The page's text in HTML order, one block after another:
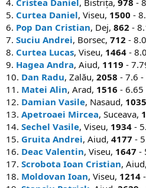
5. Curtea Daniel, Viseu, 1500 -
6. Pop Dan Cristian, Dej, 862 -
7. Suciu Andrei, Borsec, 712 -
8. Curtea Lucas, Viseu, 1464 -
9. Hagea Andra, Aiud, 1119 -
10. Dan Radu, Zalău, 2058 - 7.6 -
11. Matei Alin, Arad, 1516 - 6.65
12. Damian Vasile, Nasaud, 1035
13. Apetroaei Mircea, Suceava,
14. Sechel Vasile, Viseu, 1934 -
15. Gruita Andrei, Aiud, 4177 -
16. Deac Valentin, Viseu, 1647 -
17. Scrobota Ioan Cristian, Aiud,
18. Moldovan Ioan, Viseu, 1214